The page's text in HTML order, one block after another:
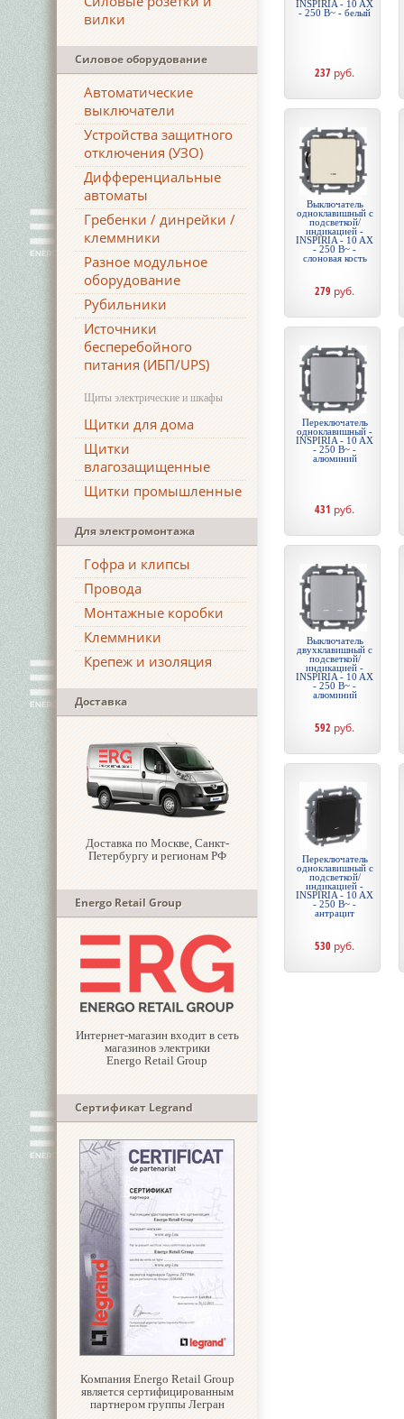
вилки
Силовое оборудование
Автоматические
выключатели
Устройства защитного
отключения (УЗО)
Дифференциальные
автоматы
Гребенки / динрейки /
клеммники
Разное модульное
оборудование
Рубильники
Источники
бесперебойного
питания (ИБП/UPS)
Щиты электрические и шкафы
Щитки для дома
Щитки
влагозащищенные
Щитки промышленные
Для электромонтажа
Гофра и клипсы
Провода
Монтажные коробки
Клеммники
Крепеж и изоляция
Доставка
Доставка по Москве, Санкт-
Петербургу и регионам РФ
Energo Retail Group
Интернет-магазин входит в сеть
магазинов электрики
Energo Retail Group
Сертификат Legrand
Компания Energo Retail Group
является сертифицированным
партнером группы Легран
INSPIRIA - 10 AX
- 250 В~ - белый
237 руб.
Выключатель
одноклавишный с
подсветкой/
индикацией -
INSPIRIA - 10 AX
- 250 В~ -
слоновая кость
279 руб.
Переключатель
одноклавишный -
INSPIRIA - 10 AX
- 250 В~ -
алюминий
431 руб.
Выключатель
двухклавишный с
подсветкой/
индикацией -
INSPIRIA - 10 AX
- 250 В~ -
алюминий
592 руб.
Переключатель
одноклавишный с
подсветкой/
индикацией -
INSPIRIA - 10 AX
- 250 В~ -
антрацит
530 руб.